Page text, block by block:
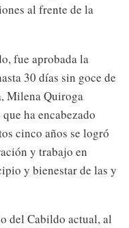
al frente de la
fue aprobada la
30 días sin goce de
Milena Quiroga
ha encabezado
cinco años se logró
y trabajo en
y bienestar de las y
del Cabildo actual, al